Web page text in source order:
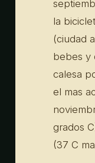
la
(ciudad
bebes y
calesa
el mas
grados
(37 C